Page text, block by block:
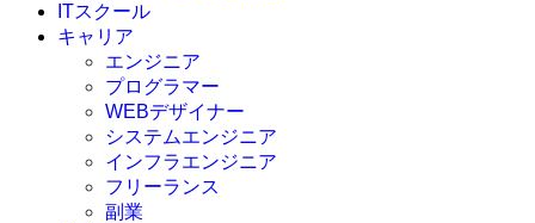
C言語
C#
VBA
Go言語
Kotlin
Java
JavaScript
ITスクール
キャリア
エンジニア
プログラマー
WEBデザイナー
システムエンジニア
インフラエンジニア
フリーランス
副業